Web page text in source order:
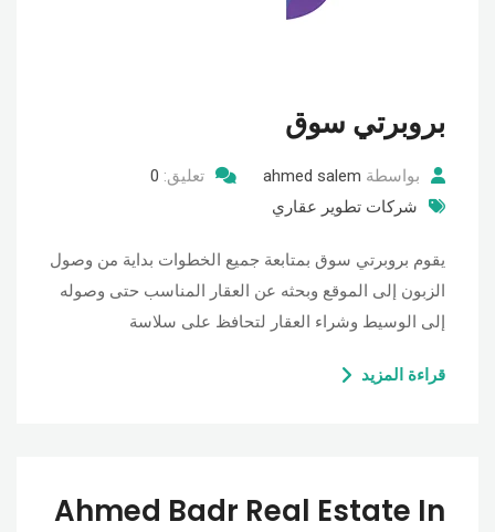
بروبرتي سوق
بواسطة ahmed salem تعليق: 0
شركات تطوير عقاري
يقوم بروبرتي سوق بمتابعة جميع الخطوات بداية من وصول
الزبون إلى الموقع وبحثه عن العقار المناسب حتى وصوله
إلى الوسيط وشراء العقار لتحافظ على سلاسة
قراءة المزيد
Ahmed Badr Real Estate In